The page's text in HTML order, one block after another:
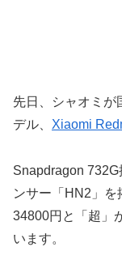
先日、シャオミが
デル、 Xiaomi
Snapdragon
ンサー「HN2」
34800円と「超」
います。